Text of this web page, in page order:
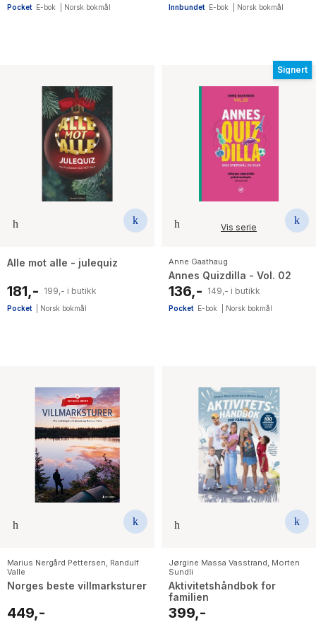
Pocket E-bok Norsk bokmål Innbundet E-bok Norsk bokmål
Alle mot alle - julequiz
181,- 199,- i butikk
Pocket Norsk bokmål
Signert
Vis serie
Anne Gaathaug
Annes Quizdilla - Vol. 02
136,- 149,- i butikk
Pocket E-bok Norsk bokmål
Marius Nergård Pettersen Randulf
Valle
Norges beste villmarksturer
449,-
Jørgine Massa Vasstrand Morten
Sundli
Aktivitetshåndbok for
familien
399,-